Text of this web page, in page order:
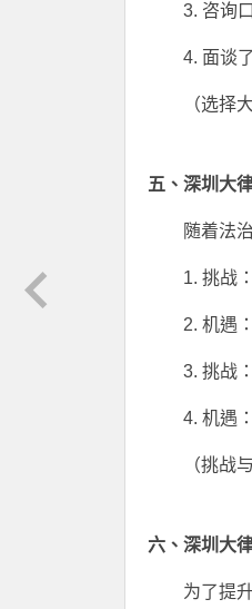
3. 咨询
4. 面谈
（选择
五、深圳大
随着法
1. 挑战
2. 机遇
3. 挑战
4. 机遇
（挑战
六、深圳大
为了提